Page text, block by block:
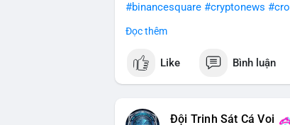
#binancesquare #cryptonews #cro
$cro
#vlikevn #titanbot
Đọc thêm
Like Bình luận
Đội Trinh Sát Cá Voi